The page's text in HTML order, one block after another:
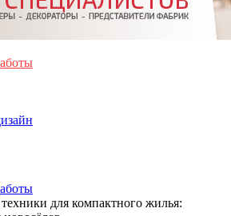
для компактного жилья: